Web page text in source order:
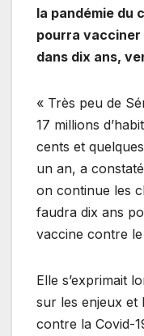
la pandémie du
pourra
dans dix ans,
« Très peu de
17 millions
cents et
un an, a
on continue les
faudra dix ans
vaccine contre
Elle s’exprimait
sur les enjeux et
contre la Covid-